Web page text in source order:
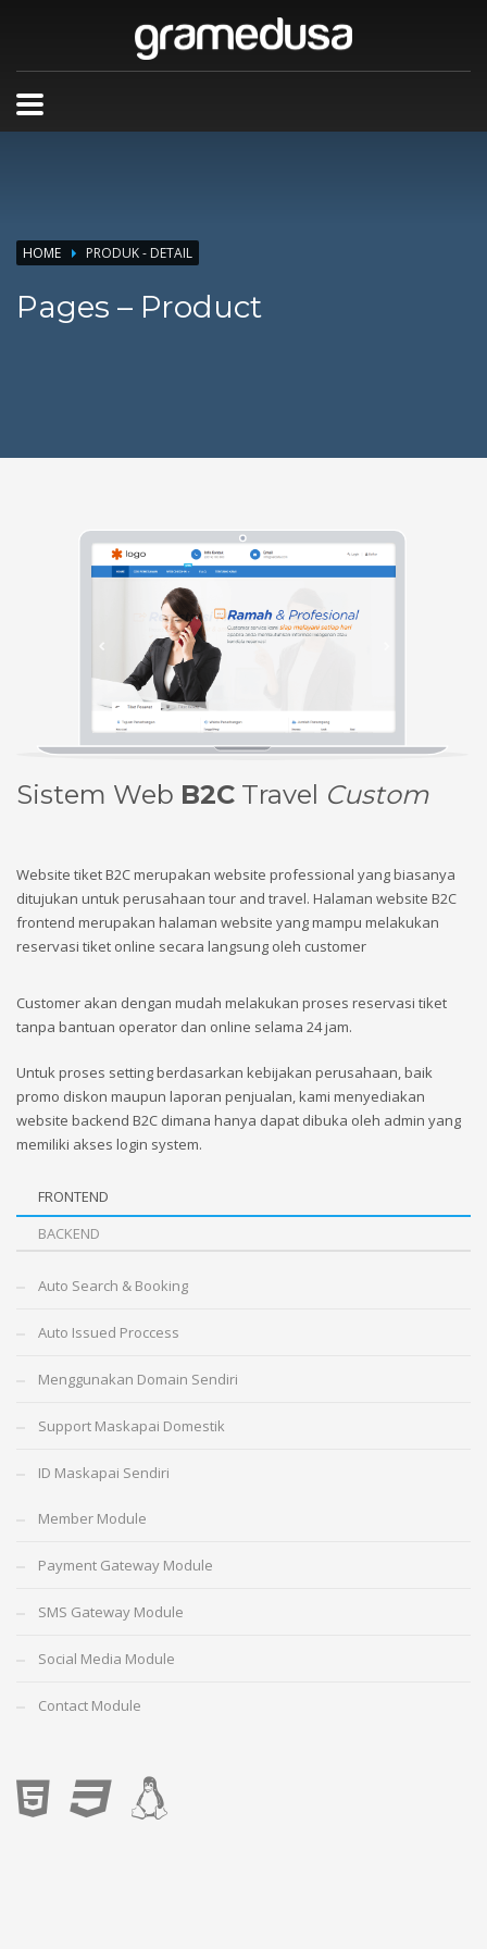
HOME PRODUK - DETAIL
Pages – Product
Sistem Web B2C Travel Custom
Website tiket B2C merupakan website professional yang biasanya
ditujukan untuk perusahaan tour and travel. Halaman website B2C
frontend merupakan halaman website yang mampu melakukan
reservasi tiket online secara langsung oleh customer
Customer akan dengan mudah melakukan proses reservasi tiket
tanpa bantuan operator dan online selama 24 jam.
Untuk proses setting berdasarkan kebijakan perusahaan, baik
promo diskon maupun laporan penjualan, kami menyediakan
website backend B2C dimana hanya dapat dibuka oleh admin yang
memiliki akses login system.
FRONTEND
BACKEND
Auto Search & Booking
Auto Issued Proccess
Menggunakan Domain Sendiri
Support Maskapai Domestik
ID Maskapai Sendiri
Member Module
Payment Gateway Module
SMS Gateway Module
Social Media Module
Contact Module